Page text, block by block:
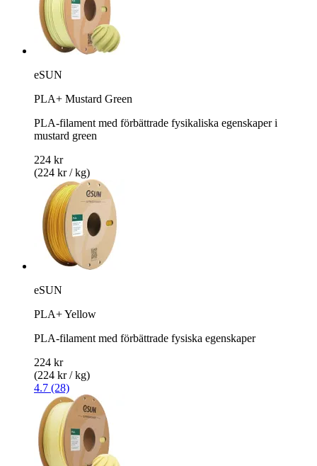
eSUN
PLA+ Mustard Green
PLA-filament med förbättrade fysikaliska egenskaper i
mustard green
224 kr
(224 kr / kg)
eSUN
PLA+ Yellow
PLA-filament med förbättrade fysiska egenskaper
224 kr
(224 kr / kg)
4.7 (28)